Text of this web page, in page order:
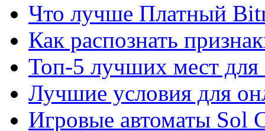
Что лучше Платный
Как распознать
Топ-5 лучших мест для
Лучшие условия для
Игровые автоматы Sol